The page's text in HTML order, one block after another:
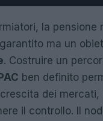
la pensione
ma un
. Costruire un
PAC ben definito
dei mercati,
il controllo. Il